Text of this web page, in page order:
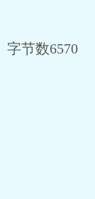
字节数6570